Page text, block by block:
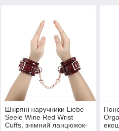
Шкіряні наручники Liebe
Seele Wine Red Wrist
Cuffs, знімний ланцюжок-